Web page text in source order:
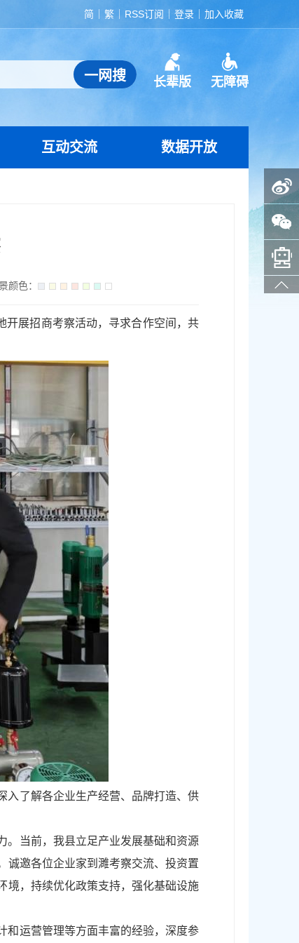
简 繁 RSS订阅 登录 加入收藏
长辈版 无障碍
互动交流 数据开放
颜色：
开展招商考察活动，寻求合作空间，共
入了解各企业生产经营、品牌打造、供
。当前，我县立足产业发展基础和资源
诚邀各位企业家到濉考察交流、投资置
境，持续优化政策支持，强化基础设施
和运营管理等方面丰富的经验，深度参